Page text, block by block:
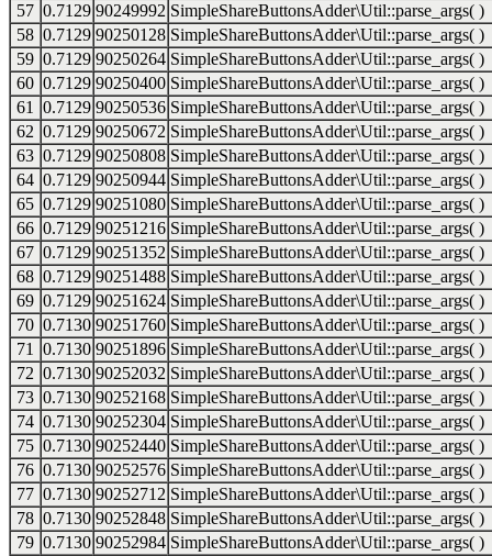
57 0.7129 90249992 SimpleShareButtonsAdder\Util::parse_args( )
58 0.7129 90250128 SimpleShareButtonsAdder\Util::parse_args( )
59 0.7129 90250264 SimpleShareButtonsAdder\Util::parse_args( )
60 0.7129 90250400 SimpleShareButtonsAdder\Util::parse_args( )
61
0.7129 90250536 SimpleShareButtonsAdder\Util::parse_args( )
62 0.7129 90250672 SimpleShareButtonsAdder\Util::parse_args( )
63 0.7129 90250808 SimpleShareButtonsAdder\Util::parse_args( )
64 0.7129 90250944 SimpleShareButtonsAdder\Util::parse_args( )
65 0.7129 90251080 SimpleShareButtonsAdder\Util::parse_args( )
66 0.7129 90251216 SimpleShareButtonsAdder\Util::parse_args( )
67 0.7129 90251352 SimpleShareButtonsAdder\Util::parse_args( )
68 0.7129 90251488 SimpleShareButtonsAdder\Util::parse_args( )
69 0.7129 90251624 SimpleShareButtonsAdder\Util::parse_args( )
70 0.7130 90251760 SimpleShareButtonsAdder\Util::parse_args( )
71
0.7130 90251896 SimpleShareButtonsAdder\Util::parse_args( )
72 0.7130 90252032 SimpleShareButtonsAdder\Util::parse_args( )
73 0.7130 90252168 SimpleShareButtonsAdder\Util::parse_args( )
74 0.7130 90252304 SimpleShareButtonsAdder\Util::parse_args( )
75 0.7130 90252440 SimpleShareButtonsAdder\Util::parse_args( )
76 0.7130 90252576 SimpleShareButtonsAdder\Util::parse_args( )
77 0.7130 90252712 SimpleShareButtonsAdder\Util::parse_args( )
78 0.7130 90252848 SimpleShareButtonsAdder\Util::parse_args( )
79 0.7130 90252984 SimpleShareButtonsAdder\Util::parse_args( )